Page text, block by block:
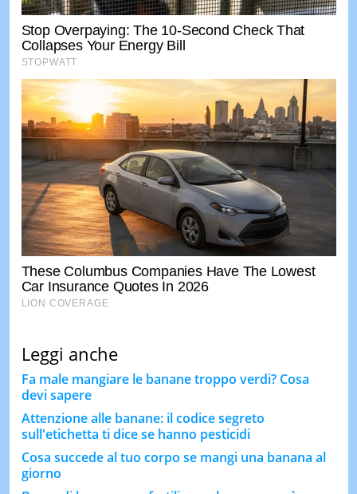
Leggi anche
Fa male mangiare le banane troppo verdi? Cosa
devi sapere
Attenzione alle banane: il codice segreto
sull'etichetta ti dice se hanno pesticidi
Cosa succede al tuo corpo se mangi una banana al
giorno